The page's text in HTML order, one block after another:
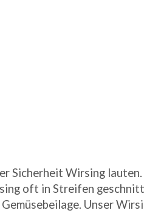
Sicherheit Wirsing
oft in Streifen
Unser